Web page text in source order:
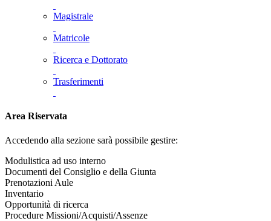
Magistrale
Matricole
Ricerca e Dottorato
Trasferimenti
Area Riservata
Accedendo alla sezione sarà possibile gestire:
Modulistica ad uso interno
Documenti del Consiglio e della Giunta
Prenotazioni Aule
Inventario
Opportunità di ricerca
Procedure Missioni/Acquisti/Assenze